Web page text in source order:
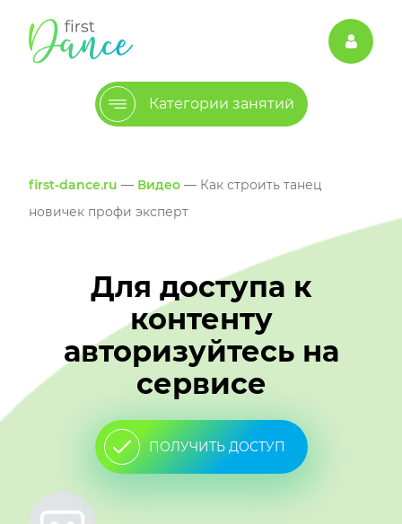
Категории занятий
first-dance.ru — Видео — Как строить танец
новичек профи эксперт
Для доступа к
контенту
авторизуйтесь на
сервисе
ПОЛУЧИТЬ ДОСТУП